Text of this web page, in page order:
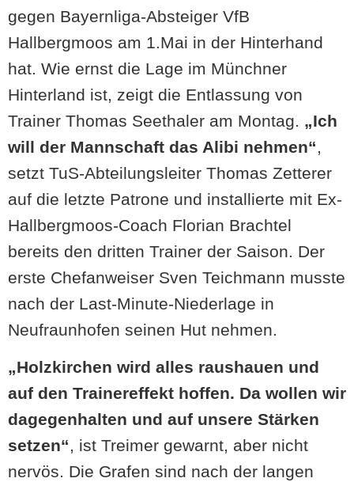
gegen Bayernliga-Absteiger VfB
Hallbergmoos am 1.Mai in der Hinterhand
hat. Wie ernst die Lage im Münchner
Hinterland ist, zeigt die Entlassung von
Trainer Thomas Seethaler am Montag. „Ich
will der Mannschaft das Alibi nehmen“,
setzt TuS-Abteilungsleiter Thomas Zetterer
auf die letzte Patrone und installierte mit Ex-
Hallbergmoos-Coach Florian Brachtel
bereits den dritten Trainer der Saison. Der
erste Chefanweiser Sven Teichmann musste
nach der Last-Minute-Niederlage in
Neufraunhofen seinen Hut nehmen.
„Holzkirchen wird alles raushauen und
auf den Trainereffekt hoffen. Da wollen wir
dagegenhalten und auf unsere Stärken
setzen“, ist Treimer gewarnt, aber nicht
nervös. Die Grafen sind nach der langen